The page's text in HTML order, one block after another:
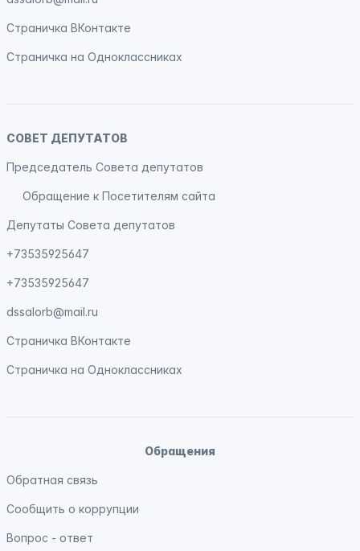
Страничка ВКонтакте
Страничка на Одноклассниках
СОВЕТ ДЕПУТАТОВ
Председатель Совета депутатов
Обращение к Посетителям сайта
Депутаты Совета депутатов
+73535925647
+73535925647
dssalorb@mail.ru
Страничка ВКонтакте
Страничка на Одноклассниках
Обращения
Обратная связь
Сообщить о коррупции
Вопрос - ответ